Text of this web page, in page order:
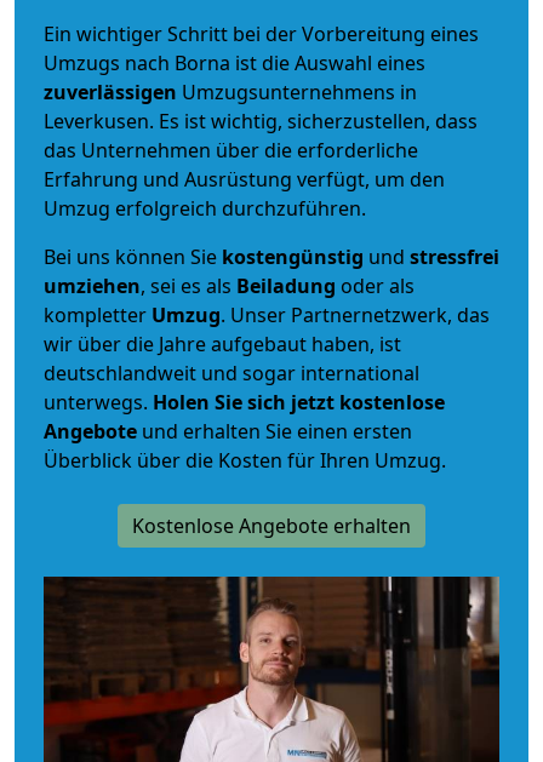
Ein wichtiger Schritt bei der Vorbereitung eines
Umzugs nach Borna ist die Auswahl eines
zuverlässigen Umzugsunternehmens in
Leverkusen. Es ist wichtig, sicherzustellen, dass
das Unternehmen über die erforderliche
Erfahrung und Ausrüstung verfügt, um den
Umzug erfolgreich durchzuführen.
Bei uns können Sie kostengünstig und stressfrei
umziehen, sei es als Beiladung oder als
kompletter Umzug. Unser Partnernetzwerk, das
wir über die Jahre aufgebaut haben, ist
deutschlandweit und sogar international
unterwegs. Holen Sie sich jetzt kostenlose
Angebote und erhalten Sie einen ersten
Überblick über die Kosten für Ihren Umzug.
Kostenlose Angebote erhalten